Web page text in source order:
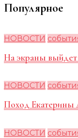
Популярное
НОВОСТИ
На экраны
НОВОСТИ
Поход Екатерины
НОВОСТИ